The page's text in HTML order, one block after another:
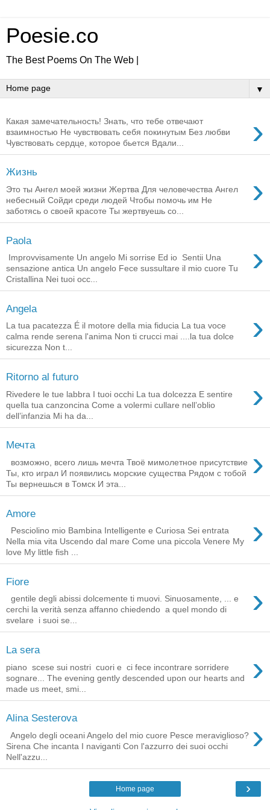
Poesie.co
The Best Poems On The Web |
▼
›
Какая замечательность! Знать, что тебе отвечают
взаимностью Не чувствовать себя покинутым Без любви
Чувствовать сердце, которое бьется Вдали...
Жизнь ›
Это ты Ангел моей жизни Жертва Для человечества Ангел
небесный Сойди среди людей Чтобы помочь им Не
заботясь о своей красоте Ты жертвуешь со...
Paola ›
Improvvisamente Un angelo Mi sorrise Ed io Sentii Una
sensazione antica Un angelo Fece sussultare il mio cuore Tu
Cristallina Nei tuoi occ...
Angela ›
La tua pacatezza É il motore della mia fiducia La tua voce
calma rende serena l'anima Non ti crucci mai ....la tua dolce
sicurezza Non t...
Ritorno al futuro ›
Rivedere le tue labbra I tuoi occhi La tua dolcezza E sentire
quella tua canzoncina Come a volermi cullare nell’oblio
dell’infanzia Mi ha da...
Мечта ›
возможно, всего лишь мечта Твоё мимолетное присутствие
Ты, кто играл И появились морские существа Рядом с тобой
Ты вернешься в Томск И эта...
Amore ›
Pesciolino mio Bambina Intelligente e Curiosa Sei entrata
Nella mia vita Uscendo dal mare Come una piccola Venere My
love My little fish ...
Fiore ›
gentile degli abissi dolcemente ti muovi. Sinuosamente, ... e
cerchi la verità senza affanno chiedendo a quel mondo di
svelare i suoi se...
La sera ›
piano scese sui nostri cuori e ci fece incontrare sorridere
sognare... The evening gently descended upon our hearts and
made us meet, smi...
Alina Sesterova ›
Angelo degli oceani Angelo del mio cuore Pesce meraviglioso?
Sirena Che incanta I naviganti Con l'azzurro dei suoi occhi
Nell'azzu...
›
Home page